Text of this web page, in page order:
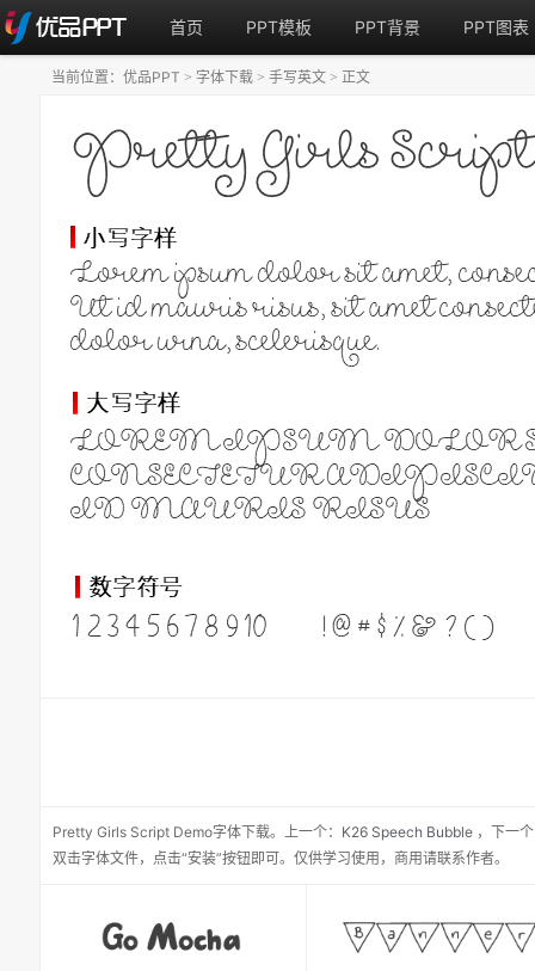
首页 PPT模板 PPT背景 PPT图表
Pretty Girls Script Demo字体下载。 上一个： K26 Speech Bubble ， 下一
双击字体文件，点击“安装”按钮即可。仅供学习使用，商用请联系作者。
当前位置： 优品PPT > 字体下载 > 手写英文 > 正文